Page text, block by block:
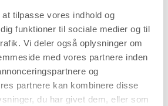
tilpasse vores indhold og
funktioner til sociale medier og til
Vi deler også oplysninger om
med vores partnere inden
og
partnere kan kombinere disse
du har givet dem, eller som
Leveringsomkostninger
bestilles, når det igen er på lager